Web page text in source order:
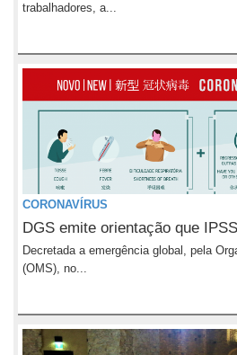
trabalhadores, a...
CORONAVÍRUS
DGS emite orientação que
Decretada a emergência global, pela
(OMS), no...